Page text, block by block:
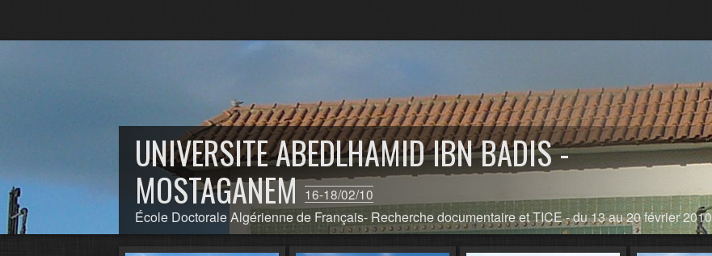
UNIVERSITE ABEDLHAMID IBN BADIS -
MOSTAGANEM16-18/02/10
École Doctorale Algérienne de Français- Recherche documentaire et TICE - du 13 au 20 février 2010